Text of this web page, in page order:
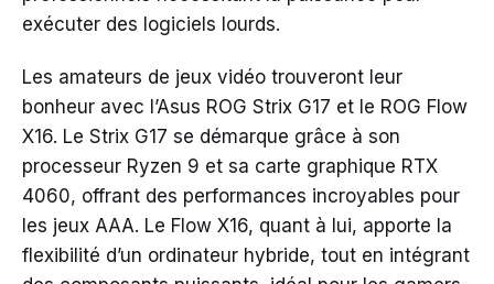
exécuter des logiciels lourds.
Les amateurs de jeux vidéo trouveront leur
bonheur avec l’Asus ROG Strix G17 et le ROG Flow
X16. Le Strix G17 se démarque grâce à son
processeur Ryzen 9 et sa carte graphique RTX
4060, offrant des performances incroyables pour
les jeux AAA. Le Flow X16, quant à lui, apporte la
flexibilité d’un ordinateur hybride, tout en intégrant